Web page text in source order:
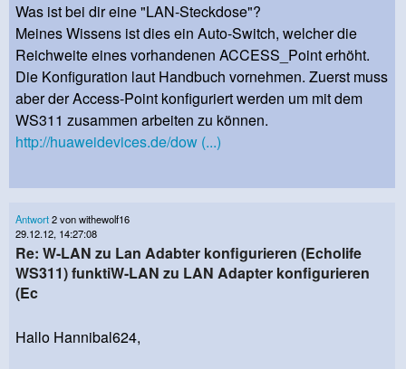
Was ist bei dir eine "LAN-Steckdose"?
Meines Wissens ist dies ein Auto-Switch, welcher die
Reichweite eines vorhandenen ACCESS_Point erhöht.
Die Konfiguration laut Handbuch vornehmen. Zuerst muss
aber der Access-Point konfiguriert werden um mit dem
WS311 zusammen arbeiten zu können.
http://huaweidevices.de/dow (...)
Antwort2 von withewolf16
29.12.12, 14:27:08
Re: W-LAN zu Lan Adabter konfigurieren (Echolife
WS311) funktiW-LAN zu LAN Adapter konfigurieren
(Ec
Hallo Hannibal624,